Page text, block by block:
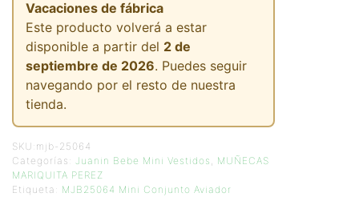
Vacaciones de fábrica
Este producto volverá a estar
disponible a partir del 2 de
septiembre de 2026. Puedes seguir
navegando por el resto de nuestra
tienda.
SKU: mjb-25064
Categorías: Juanin Bebe Mini Vestidos , MUÑECAS
MARIQUITA PEREZ
Etiqueta: MJB25064 Mini Conjunto Aviador